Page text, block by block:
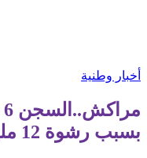
أخبار وطنية
بسبب رشوة 12 مليون سنتيم